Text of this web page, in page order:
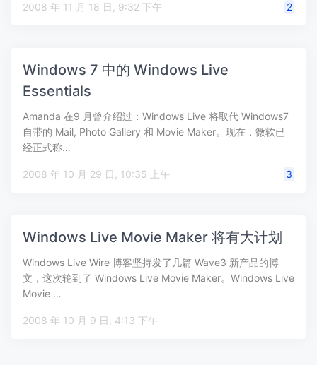
2008 年 11 月 18 日, 9:32 下午 2
Windows 7 中的 Windows Live
Essentials
Amanda 在9 月曾介绍过：Windows Live 将取代 Windows7
自带的 Mail, Photo Gallery 和 Movie Maker。现在，微软已
经正式称…
2008 年 10 月 29 日, 10:35 上午 3
Windows Live Movie Maker 将有大计划
Windows Live Wire 博客坚持发了几篇 Wave3 新产品的博
文，这次轮到了 Windows Live Movie Maker。Windows Live
Movie …
2008 年 10 月 9 日, 4:13 下午